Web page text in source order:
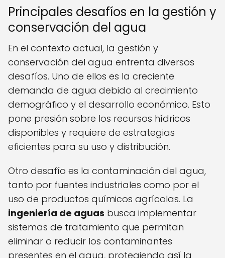
Principales desafíos en la gestión y
conservación del agua
En el contexto actual, la gestión y
conservación del agua enfrenta diversos
desafíos. Uno de ellos es la creciente
demanda de agua debido al crecimiento
demográfico y el desarrollo económico. Esto
pone presión sobre los recursos hídricos
disponibles y requiere de estrategias
eficientes para su uso y distribución.
Otro desafío es la contaminación del agua,
tanto por fuentes industriales como por el
uso de productos químicos agrícolas. La
ingeniería de aguas busca implementar
sistemas de tratamiento que permitan
eliminar o reducir los contaminantes
presentes en el agua, protegiendo así la